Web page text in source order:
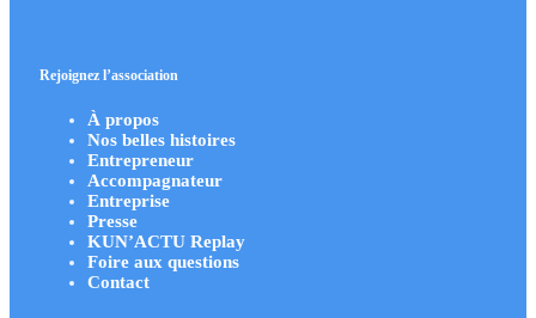
Rejoignez l’association
À propos
Nos belles histoires
Entrepreneur
Accompagnateur
Entreprise
Presse
KUN’ACTU Replay
Foire aux questions
Contact